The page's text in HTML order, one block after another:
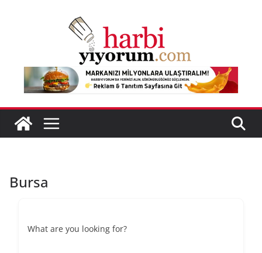
Bursa
What are you looking for?